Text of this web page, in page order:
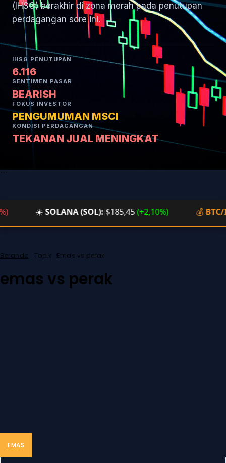
(IHSG) berakhir di zona merah pada penutupan
perdagangan sore ini.
IHSG PENUTUPAN
6.116
SENTIMEN PASAR
BEARISH
FOKUS INVESTOR
PENGUMUMAN MSCI
KONDISI PERDAGANGAN
TEKANAN JUAL MENINGKAT
```
SOLANA (SOL):$185,45(+2,10%) BTC/IDR:
Beranda Topik Emas vs perak
emas vs perak
EMAS